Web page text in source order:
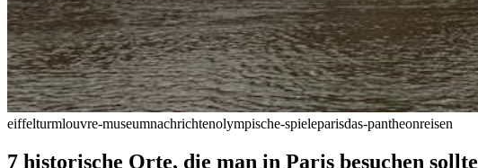
eiffelturmlouvre-museumnachrichtenolympische-spieleparisdas-pantheonreisen
7 historische Orte, die man in Paris besuchen sollte